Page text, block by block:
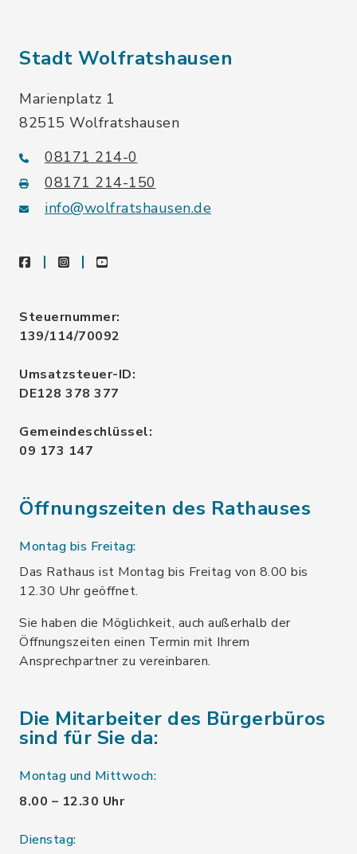
Stadt Wolfratshausen
Marienplatz 1
82515 Wolfratshausen
08171 214-0
08171 214-150
info@wolfratshausen.de
facebookinstagramyoutube
Steuernummer:
139/114/70092
Umsatzsteuer-ID:
DE128 378 377
Gemeindeschlüssel:
09 173 147
Öffnungszeiten des Rathauses
Montag bis Freitag:
Das Rathaus ist Montag bis Freitag von 8.00 bis
12.30 Uhr geöffnet.
Sie haben die Möglichkeit, auch außerhalb der
Öffnungszeiten einen Termin mit Ihrem
Ansprechpartner zu vereinbaren.
Die Mitarbeiter des Bürgerbüros
sind für Sie da:
Montag und Mittwoch:
8.00 – 12.30 Uhr
Dienstag: